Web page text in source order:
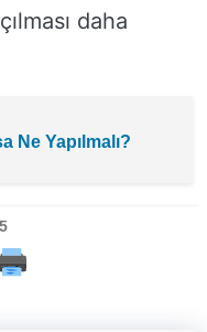
daha
Ne Yapılmalı?